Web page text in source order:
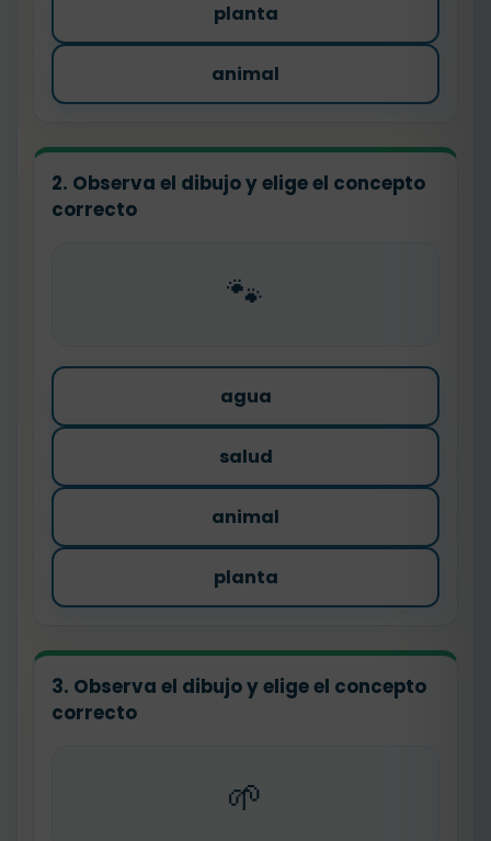
planta
animal
2. Observa el dibujo y elige el concepto
correcto
🐾
agua
salud
animal
planta
3. Observa el dibujo y elige el concepto
correcto
🌱